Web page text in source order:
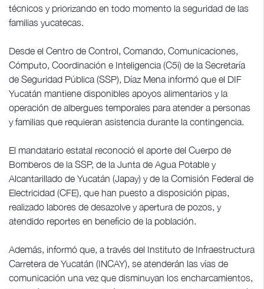
técnicos y priorizando en todo momento la seguridad de las
familias yucatecas.
Desde el Centro de Control, Comando, Comunicaciones,
Cómputo, Coordinación e Inteligencia (C5i) de la Secretaría
de Seguridad Pública (SSP), Díaz Mena informó que el DIF
Yucatán mantiene disponibles apoyos alimentarios y la
operación de albergues temporales para atender a personas
y familias que requieran asistencia durante la contingencia.
El mandatario estatal reconoció el aporte del Cuerpo de
Bomberos de la SSP, de la Junta de Agua Potable y
Alcantarillado de Yucatán (Japay) y de la Comisión Federal de
Electricidad (CFE), que han puesto a disposición pipas,
realizado labores de desazolve y apertura de pozos, y
atendido reportes en beneficio de la población.
Además, informó que, a través del Instituto de Infraestructura
Carretera de Yucatán (INCAY), se atenderán las vías de
comunicación una vez que disminuyan los encharcamientos,